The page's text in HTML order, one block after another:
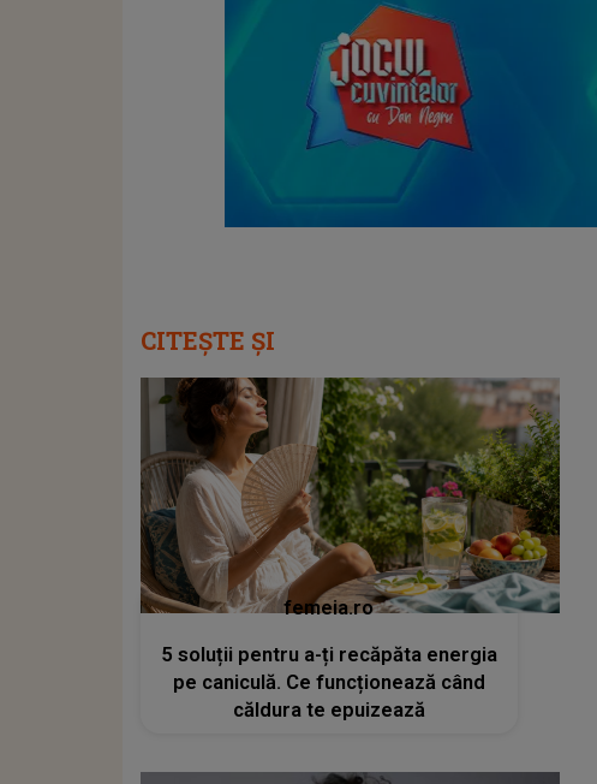
CITEȘTE ȘI
femeia.ro
5 soluții pentru a-ți recăpăta energia
pe caniculă. Ce funcționează când
căldura te epuizează